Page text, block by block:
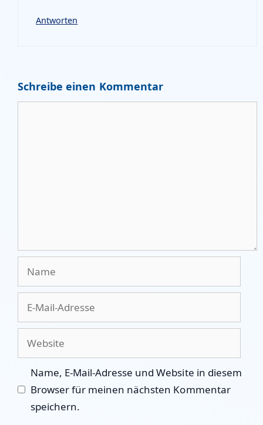
Antworten
Schreibe einen Kommentar
Name, E-Mail-Adresse und Website in diesem
Browser für meinen nächsten Kommentar
speichern.